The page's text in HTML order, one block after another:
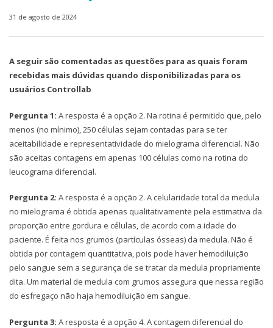
31 de agosto de 2024
A seguir são comentadas as questões para as quais foram
recebidas mais dúvidas quando disponibilizadas para os
usuários Controllab
Pergunta 1: A resposta é a opção 2. Na rotina é permitido que, pelo
menos (no mínimo), 250 células sejam contadas para se ter
aceitabilidade e representatividade do mielograma diferencial. Não
são aceitas contagens em apenas 100 células como na rotina do
leucograma diferencial.
Pergunta 2: A resposta é a opção 2. A celularidade total da medula
no mielograma é obtida apenas qualitativamente pela estimativa da
proporção entre gordura e células, de acordo com a idade do
paciente. É feita nos grumos (partículas ósseas) da medula. Não é
obtida por contagem quantitativa, pois pode haver hemodiluição
pelo sangue sem a segurança de se tratar da medula propriamente
dita. Um material de medula com grumos assegura que nessa região
do esfregaço não haja hemodiluição em sangue.
Pergunta 3: A resposta é a opção 4. A contagem diferencial do